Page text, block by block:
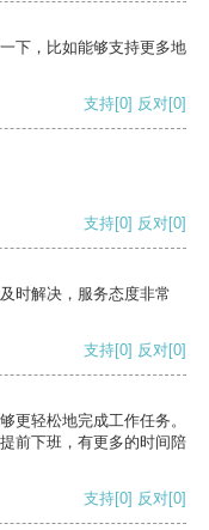
下，比如能够支持更多地
支持[0] 反对[0]
支持[0] 反对[0]
时解决，服务态度非常
支持[0] 反对[0]
更轻松地完成工作任务。
前下班，有更多的时间陪
支持[0] 反对[0]